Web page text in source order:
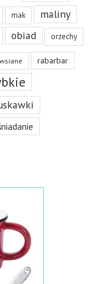
mak maliny
obiad orzechy
rabarbar